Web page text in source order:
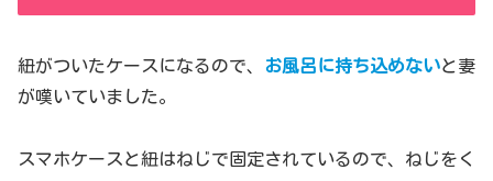
紐がついたケースになるので、 お風呂に持ち込めないと妻
が嘆いていました。
スマホケースと紐はねじで固定されているので、ねじをく